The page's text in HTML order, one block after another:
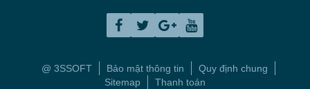
@ 3SSOFT Bảo mật thông tin
Quy định chung
Sitemap
Thanh toán